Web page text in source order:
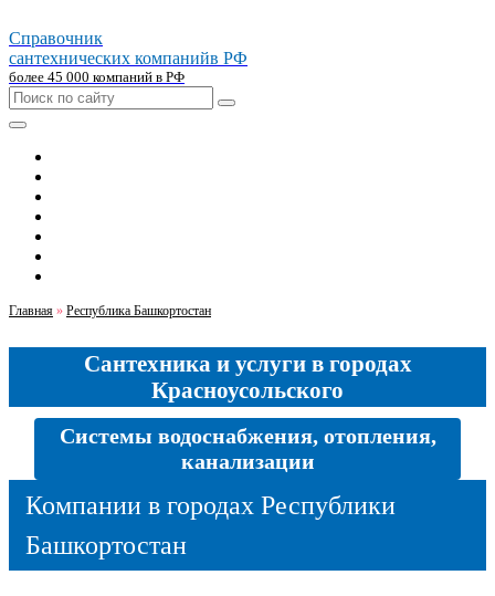
Справочник
сантехнических компанийв РФ
более 45 000 компаний в РФ
Главная » Республика Башкортостан
Сантехника и услуги в городах
Красноусольского
Системы водоснабжения, отопления,
канализации
Компании в городах Республики
Башкортостан